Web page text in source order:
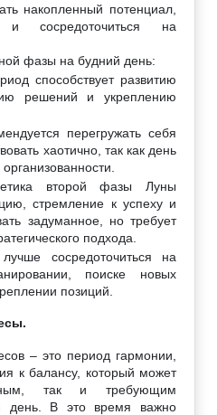
накопленный потенциал,
и сосредоточиться на
фазы на будний день:
способствует развитию
решений и укреплению
перегружать себя
хаотично, так как день
второй фазы Луны
стремление к успеху и
задуманное, но требует
подхода.
сосредоточиться на
поиске новых
позиций.
– это период гармонии,
к балансу, который может
так и требующим
день. В это время важно